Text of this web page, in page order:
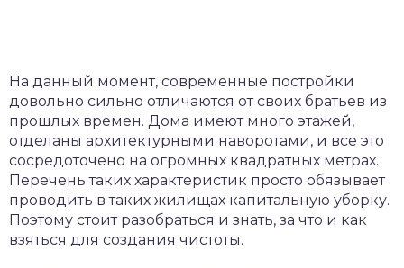
На данный момент, современные постройки
довольно сильно отличаются от своих братьев из
прошлых времен. Дома имеют много этажей,
отделаны архитектурными наворотами, и все это
сосредоточено на огромных квадратных метрах.
Перечень таких характеристик просто обязывает
проводить в таких жилищах капитальную уборку.
Поэтому стоит разобраться и знать, за что и как
взяться для создания чистоты.